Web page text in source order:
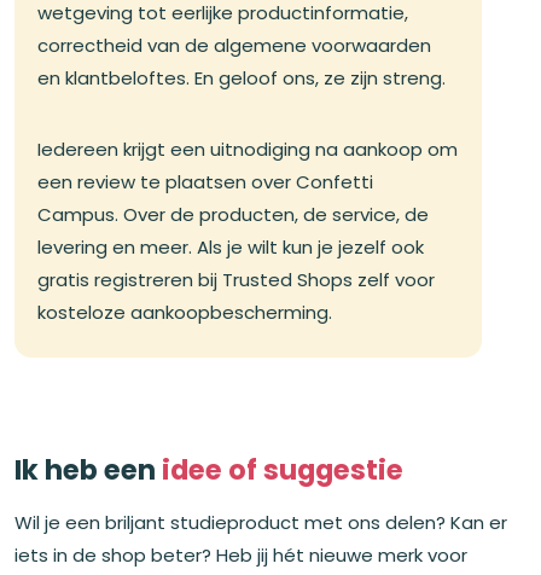
wetgeving tot eerlijke productinformatie,
correctheid van de algemene voorwaarden
en klantbeloftes. En geloof ons, ze zijn streng.
Iedereen krijgt een uitnodiging na aankoop om
een review te plaatsen over Confetti
Campus. Over de producten, de service, de
levering en meer. Als je wilt kun je jezelf ook
gratis registreren bij Trusted Shops zelf voor
kosteloze aankoopbescherming.
Ik heb een idee of suggestie
Wil je een briljant studieproduct met ons delen? Kan er
iets in de shop beter? Heb jij hét nieuwe merk voor